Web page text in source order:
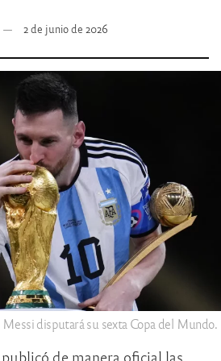
2 de junio de 2026
Messi disputará su sexta Copa del Mundo.
de manera oficial las